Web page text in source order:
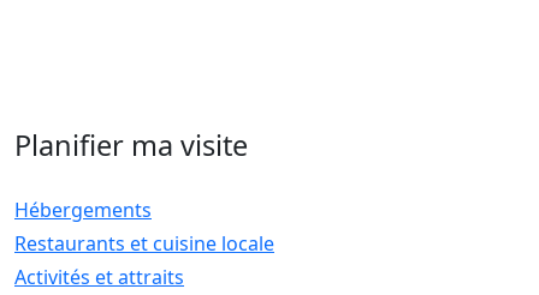
Planifier ma visite
Hébergements
Restaurants et cuisine locale
Activités et attraits